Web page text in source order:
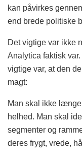
kan påvirkes
end brede politiske
Det vigtige var ikke
Analytica faktisk
vigtige var, at den
magt:
Man skal ikke
helhed. Man skal
segmenter og
deres frygt, vrede,